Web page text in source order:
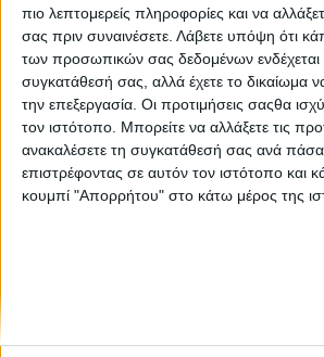
πιο λεπτομερείς πληροφορίες και να
σας πριν συναινέσετε. Λάβετε υπόψη ότι
των προσωπικών σας δεδομένων ενδέχεται
συγκατάθεσή σας, αλλά έχετε το δικαίωμα
την επεξεργασία. Οι προτιμήσεις σαςθα
τον ιστότοπο. Μπορείτε να αλλάξετε τις
ανακαλέσετε τη συγκατάθεσή σας ανά πάσα
επιστρέφοντας σε αυτόν τον ιστότοπο και
κουμπί "Απορρήτου" στο κάτω μέρος της
None feed